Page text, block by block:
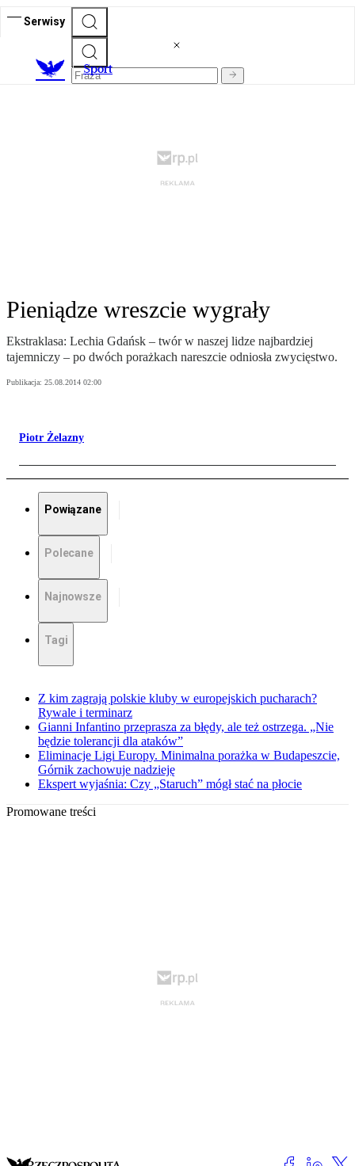
Serwisy
Sport
Pieniądze wreszcie wygrały
Ekstraklasa: Lechia Gdańsk – twór w naszej lidze najbardziej
tajemniczy – po dwóch porażkach nareszcie odniosła zwycięstwo.
Publikacja: 25.08.2014 02:00
Piotr Żelazny
Powiązane
Polecane
Najnowsze
Tagi
Z kim zagrają polskie kluby w europejskich pucharach?
Rywale i terminarz
Gianni Infantino przeprasza za błędy, ale też ostrzega. „Nie
będzie tolerancji dla ataków”
Eliminacje Ligi Europy. Minimalna porażka w Budapeszcie,
Górnik zachowuje nadzieję
Ekspert wyjaśnia: Czy „Staruch” mógł stać na płocie
Promowane treści